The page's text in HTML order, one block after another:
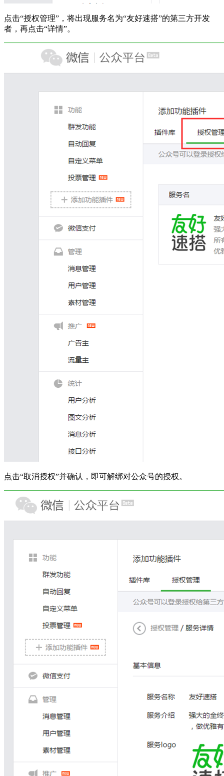
点击“授权管理”，将出现服务名为“友好速搭”的第三方开发
者，再点击“详情”。
点击“取消授权”并确认，即可解绑对公众号的授权。